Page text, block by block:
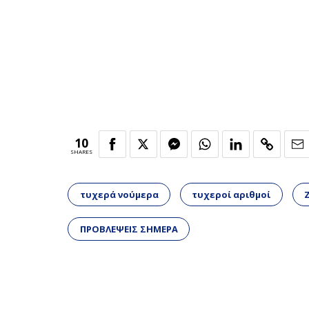
10
SHARES
τυχερά νούμερα τυχεροί αριθμοί
ΠΡΟΒΛΕΨΕΙΣ ΣΗΜΕΡΑ